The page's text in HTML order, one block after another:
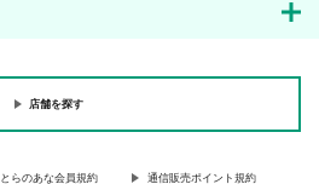
店舗を探す
とらのあな会員規約 通信販売ポイント規約